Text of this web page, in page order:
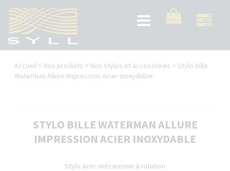
contenu
principal
Toggle
navigation
Vous
êtes
Accueil > Nos produits > Nos stylos et accessoires > Stylo bille
Waterman Allure Impression Acier inoxydable
STYLO BILLE WATERMAN ALLURE
IMPRESSION ACIER INOXYDABLE
Stylo avec mécanisme à rotation